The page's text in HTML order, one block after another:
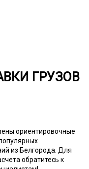
ГРУЗОВ
ориентировочные
из Белгорода. Для
обратитесь к